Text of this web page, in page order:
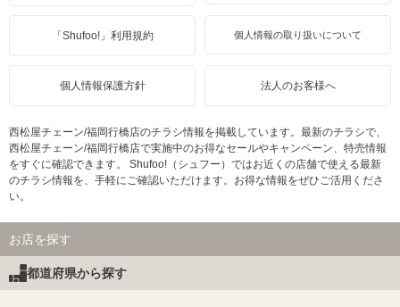
「Shufoo!」利用規約 個人情報の取り扱いについて
個人情報保護方針 法人のお客様へ
西松屋チェーン/福岡行橋店のチラシ情報を掲載しています。最新のチラシで、
西松屋チェーン/福岡行橋店で実施中のお得なセールやキャンペーン、特売情報
をすぐに確認できます。 Shufoo!（シュフー）ではお近くの店舗で使える最新
のチラシ情報を、手軽にご確認いただけます。お得な情報をぜひご活用くださ
い。
お店を探す
都道府県から探す